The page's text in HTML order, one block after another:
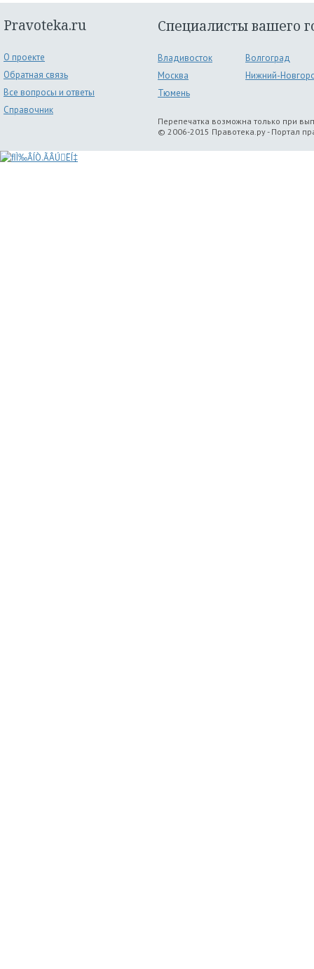
Pravoteka.ru
О проекте
Обратная связь
Все вопросы и ответы
Справочник
Специалисты вашего
Владивосток
Волгоград
Москва
Нижний-
Тюмень
Перепечатка возможна только при
© 2006-2015 Правотека.ру - Портал